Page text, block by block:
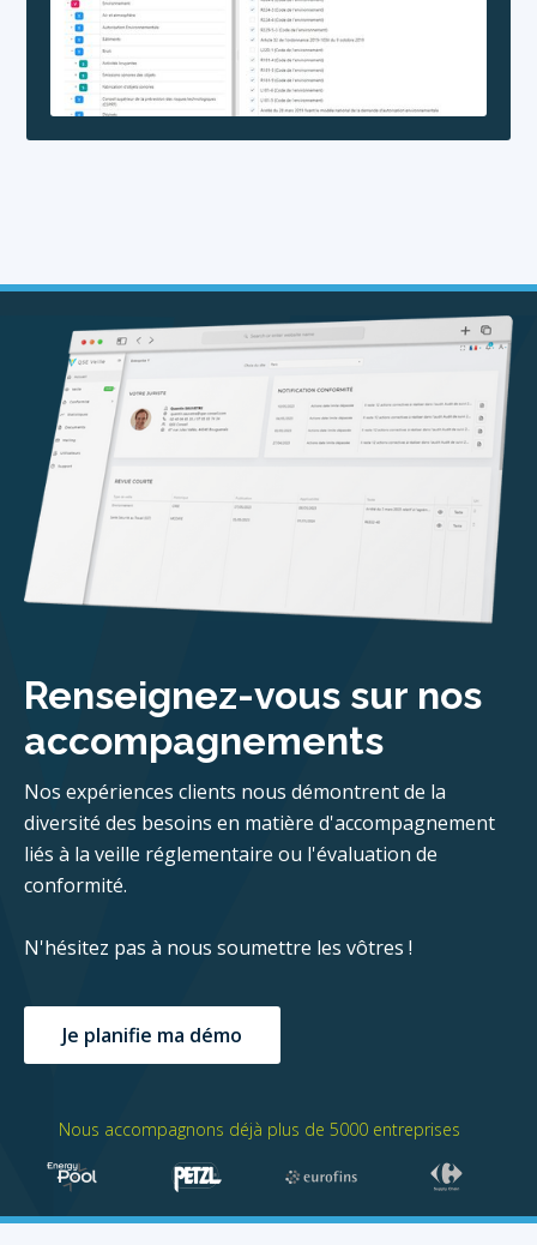
Renseignez-vous sur nos
accompagnements
Nos expériences clients nous démontrent de la
diversité des besoins en matière d'accompagnement
liés à la veille réglementaire ou l'évaluation de
conformité.
N'hésitez pas à nous soumettre les vôtres !
Je planifie ma démo
Nous accompagnons déjà plus de 5000 entreprises